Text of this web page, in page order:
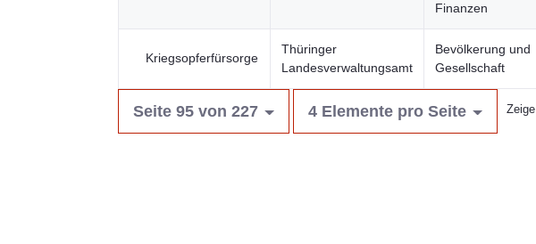
Finanzen
Kriegsopferfürsorge
Thüringer
Landesverwaltungsamt
Bevölkerung und
Gesellschaft
Seite 95 von 227 4 Elemente pro Seite